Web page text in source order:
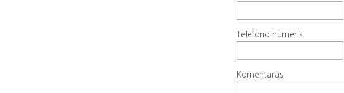
Telefono numeris
Komentaras